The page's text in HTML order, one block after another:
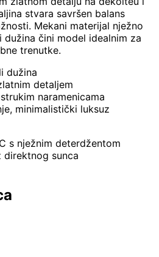
stvara savršen balans
Mekani materijal nježno
čini model idealnim za
trenutke.
dužina
detaljem
naramenicama
minimalistički luksuz
s nježnim deterdžentom
direktnog sunca